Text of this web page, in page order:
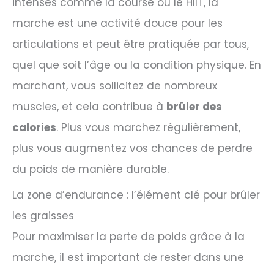
marche est une activité douce pour les
articulations et peut être pratiquée par tous,
quel que soit l’âge ou la condition physique. En
marchant, vous sollicitez de nombreux
muscles, et cela contribue à brûler des
calories. Plus vous marchez régulièrement,
plus vous augmentez vos chances de perdre
du poids de manière durable.
La zone d’endurance : l’élément clé pour brûler
les graisses
Pour maximiser la perte de poids grâce à la
marche, il est important de rester dans une